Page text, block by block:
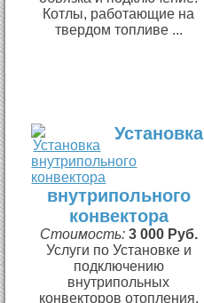
Котлы, работающие на
твердом топливе ...
Установка
внутрипольного
конвектора
Стоимость: 3 000 Руб.
Услуги по Установке и
подключению
внутрипольных
конвекторов отопления.